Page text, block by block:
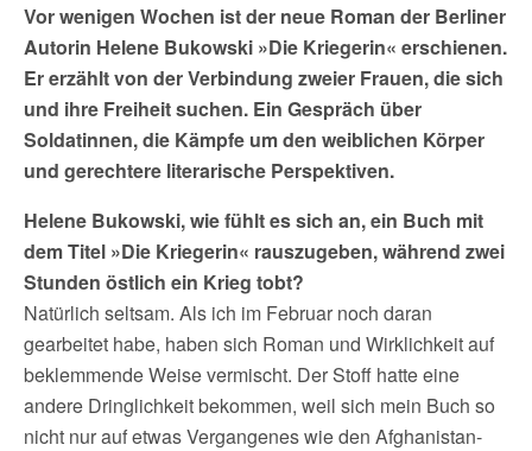
Vor wenigen Wochen ist der neue Roman der Berliner
Autorin Helene Bukowski »Die Kriegerin« erschienen.
Er erzählt von der Verbindung zweier Frauen, die sich
und ihre Freiheit suchen. Ein Gespräch über
Soldatinnen, die Kämpfe um den weiblichen Körper
und gerechtere literarische Perspektiven.
Helene Bukowski, wie fühlt es sich an, ein Buch mit
dem Titel »Die Kriegerin« rauszugeben, während zwei
Stunden östlich ein Krieg tobt?
Natürlich seltsam. Als ich im Februar noch daran
gearbeitet habe, haben sich Roman und Wirklichkeit auf
beklemmende Weise vermischt. Der Stoff hatte eine
andere Dringlichkeit bekommen, weil sich mein Buch so
nicht nur auf etwas Vergangenes wie den Afghanistan-